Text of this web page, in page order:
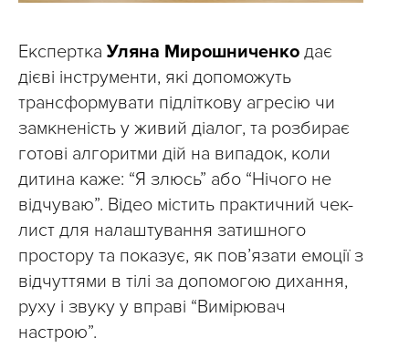
Експертка Уляна Мирошниченко дає
дієві інструменти, які допоможуть
трансформувати підліткову агресію чи
замкненість у живий діалог, та розбирає
готові алгоритми дій на випадок, коли
дитина каже: “Я злюсь” або “Нічого не
відчуваю”. Відео містить практичний чек-
лист для налаштування затишного
простору та показує, як пов’язати емоції з
відчуттями в тілі за допомогою дихання,
руху і звуку у вправі “Вимірювач
настрою”.